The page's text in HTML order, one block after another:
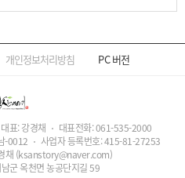
개인정보처리방침 PC버전
대표: 강경채 대표전화:061-535-2000
-0012
사업자 등록번호:415-81-27253
채 (ksanstory@naver.com)
군 옥천면 농공단지길 59